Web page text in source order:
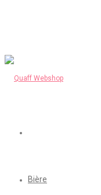
Bière